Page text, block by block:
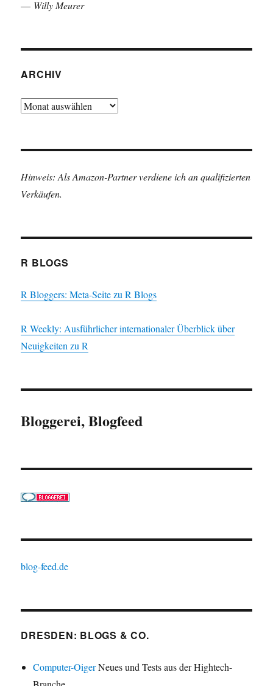
— Willy Meurer
ARCHIV
Archiv
Hinweis: Als Amazon-Partner verdiene ich an qualifizierten
Verkäufen.
R BLOGS
R Bloggers: Meta-Seite zu R Blogs
R Weekly: Ausführlicher internationaler Überblick über
Neuigkeiten zu R
Bloggerei, Blogfeed
blog-feed.de
DRESDEN: BLOGS & CO.
Computer-OigerNeues und Tests aus der Hightech-